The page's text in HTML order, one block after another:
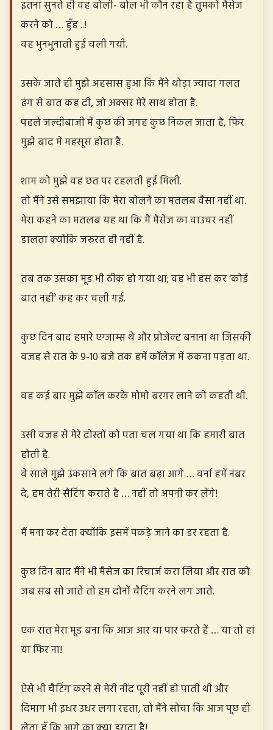
इतना सुनते ही वह बोली- बोल भी कौन रहा है तुमको मैसेज
करने को … हुँह ..!
वह भुनभुनाती हुई चली गयी.
उसके जाते ही मुझे अहसास हुआ कि मैंने थोड़ा ज्यादा गलत
ढंग से बात कह दी, जो अक्सर मेरे साथ होता है.
पहले जल्दीबाजी में कुछ की जगह कुछ निकल जाता है, फिर
मुझे बाद में महसूस होता है.
शाम को मुझे वह छत पर टहलती हुई मिली.
तो मैंने उसे समझाया कि मेरा बोलने का मतलब वैसा नहीं था.
मेरा कहने का मतलब यह था कि मैं मैसेज का वाउचर नहीं
डालता क्योंकि जरूरत ही नहीं है.
तब तक उसका मूड भी ठीक हो गया था; वह भी हंस कर ‘कोई
बात नहीं’ कह कर चली गई.
कुछ दिन बाद हमारे एग्जाम्स थे और प्रोजेक्ट बनाना था जिसकी
वजह से रात के 9-10 बजे तक हमें कॉलेज में रुकना पड़ता था.
वह कई बार मुझे कॉल करके मोमो बरगर लाने को कहती थी.
उसी वजह से मेरे दोस्तों को पता चल गया था कि हमारी बात
होती है.
वे साले मुझे उकसाने लगे कि बात बढ़ा आगे … वर्ना हमें नंबर
दे, हम तेरी सैटिंग कराते है … नहीं तो अपनी कर लेंगे!
मैं मना कर देता क्योंकि इसमें पकड़े जाने का डर रहता है.
कुछ दिन बाद मैंने भी मैसेज का रिचार्ज करा लिया और रात को
जब सब सो जाते तो हम दोनों चैटिंग करने लग जाते.
एक रात मेरा मूड बना कि आज आर या पार करते हैं … या तो हां
या फिर ना!
ऐसे भी चैटिंग करने से मेरी नींद पूरी नहीं हो पाती थी और
दिमाग भी इधर उधर लगा रहता, तो मैंने सोचा कि आज पूछ ही